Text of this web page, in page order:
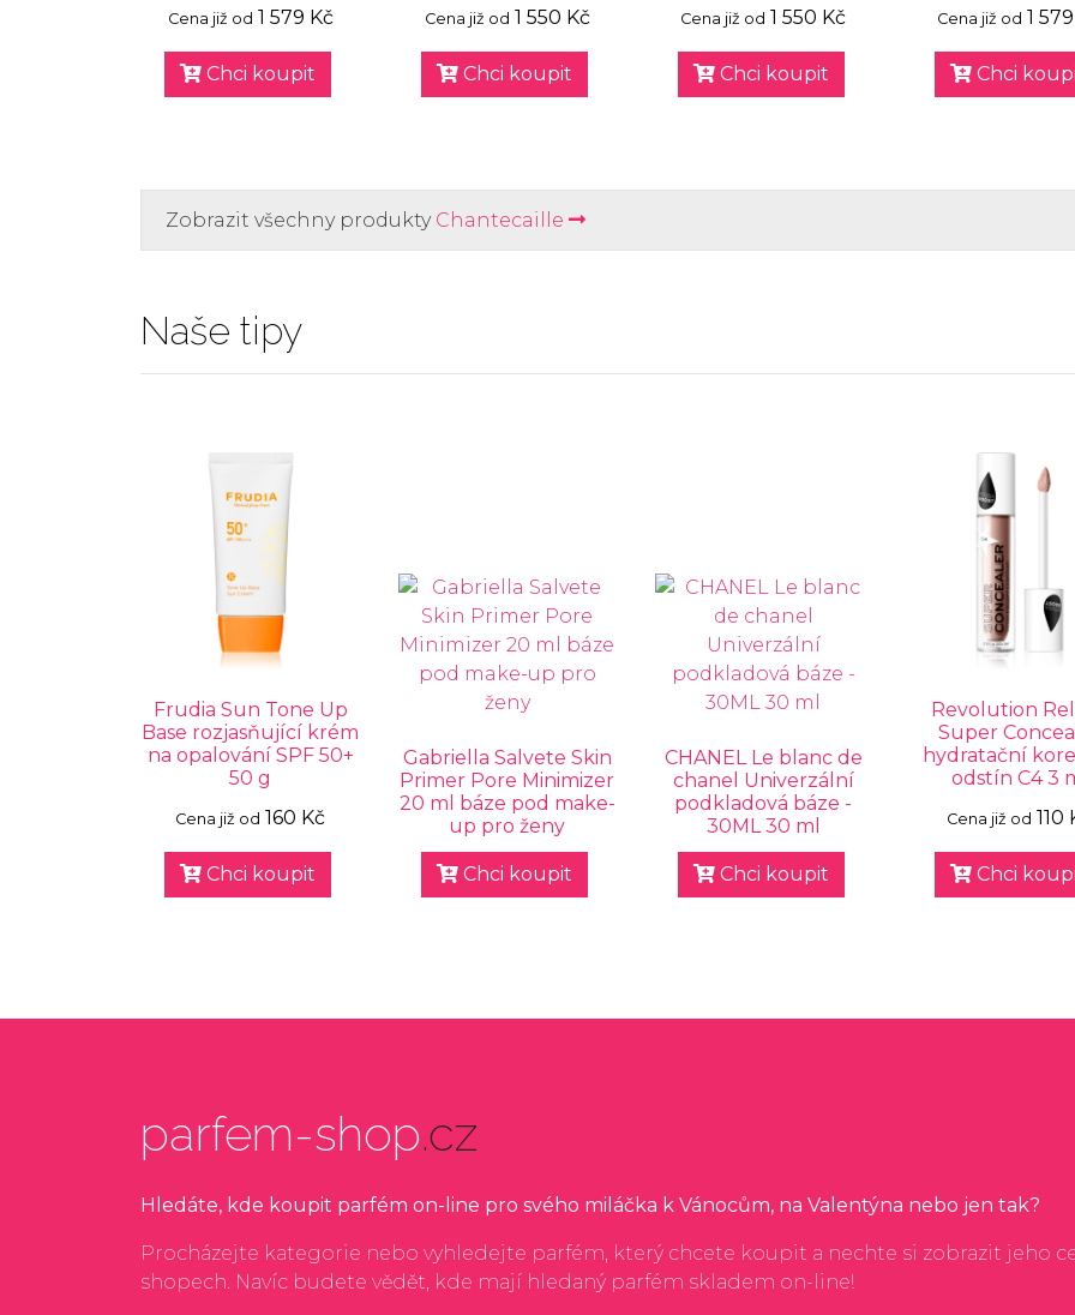
Cena již od 1 579 Kč
Chci koupit
Cena již od 1 550 Kč
Chci koupit
Cena již od 1 550 Kč
Chci koupit
Cena již od 1
Chci
Zobrazit všechny produkty Chantecaille
Naše tipy
Frudia Sun Tone Up
Base rozjasňující krém
na opalování SPF 50+
50 g
Cena již od 160 Kč
Chci koupit
Gabriella Salvete Skin
Primer Pore Minimizer
20 ml báze pod make-
up pro ženy
Chci koupit
CHANEL Le blanc de
chanel Univerzální
podkladová báze -
30ML 30 ml
Chci koupit
Revolution
Super
hydratační
odstín C4 3
Cena již od 110
Chci
parfem-shop.cz
Hledáte, kde koupit parfém on-line pro svého miláčka k Vánocům, na Valentýna nebo jen tak?
Procházejte kategorie nebo vyhledejte parfém, který chcete koupit a nechte si zobrazit jeho
shopech. Navíc budete vědět, kde mají hledaný parfém skladem on-line!